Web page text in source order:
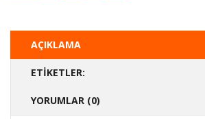
AÇIKLAMA
ETIKETLER:
YORUMLAR (0)